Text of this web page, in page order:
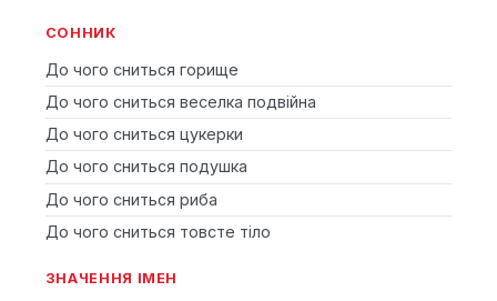
СОННИК
До чого сниться горище
До чого сниться веселка подвійна
До чого сниться цукерки
До чого сниться подушка
До чого сниться риба
До чого сниться товсте тіло
ЗНАЧЕННЯ ІМЕН